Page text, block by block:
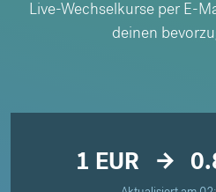
Live-Wechselkurse per E-
deinen
1 EUR arrow_forward